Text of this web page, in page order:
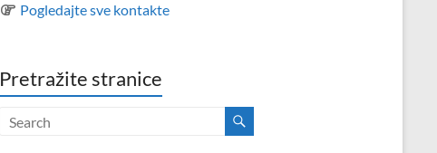
Pogledajte sve kontakte
Pretražite stranice